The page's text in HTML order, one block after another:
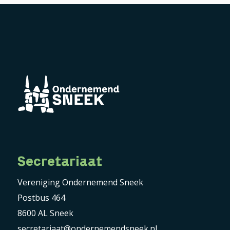
Secretariaat
Vereniging Ondernemend Sneek
Postbus 464
8600 AL Sneek